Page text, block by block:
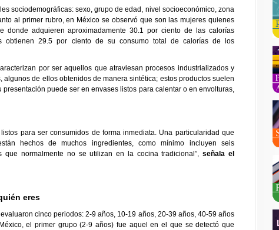
sociodemográficas: sexo, grupo de edad, nivel socioeconómico, zona
al primer rubro, en México se observó que son las mujeres quienes
donde adquieren aproximadamente 30.1 por ciento de las calorías
obtienen 29.5 por ciento de su consumo total de calorías de los
por ser aquellos que atraviesan procesos industrializados y
algunos de ellos obtenidos de manera sintética; estos productos suelen
puede ser en envases listos para calentar o en envolturas,
para ser consumidos de forma inmediata. Una particularidad que
hechos de muchos ingredientes, como mínimo incluyen seis
que normalmente no se utilizan en la cocina tradicional”,señala el
eres
cinco periodos: 2-9 años, 10-19 años, 20-39 años, 40-59 años
el primer grupo (2-9 años) fue aquel en el que se detectó que